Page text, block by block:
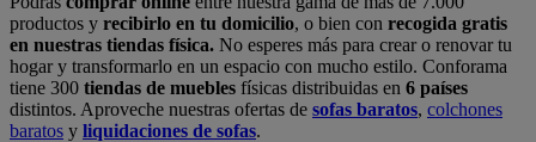
productos y recibirlo en tu domicilio, o bien con recogida gratis
en nuestras tiendas física. No esperes más para crear o renovar tu
hogar y transformarlo en un espacio con mucho estilo. Conforama
tiene 300 tiendas de muebles físicas distribuidas en 6 países
distintos. Aproveche nuestras ofertas de sofas baratos, colchones
baratos y liquidaciones de sofas.